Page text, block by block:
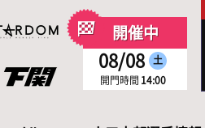
開催中
08/08 土
開門時間 14:00